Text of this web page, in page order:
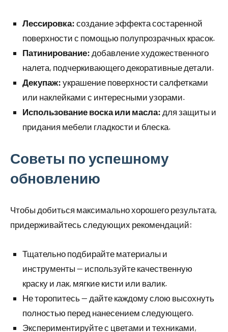
Лессировка: создание эффекта состаренной
поверхности с помощью полупрозрачных красок.
Патинирование: добавление художественного
налета, подчеркивающего декоративные детали.
Декупаж: украшение поверхности салфетками
или наклейками с интересными узорами.
Использование воска или масла: для защиты и
придания мебели гладкости и блеска.
Советы по успешному
обновлению
Чтобы добиться максимально хорошего результата,
придерживайтесь следующих рекомендаций:
Тщательно подбирайте материалы и
инструменты — используйте качественную
краску и лак, мягкие кисти или валик.
Не торопитесь — дайте каждому слою высохнуть
полностью перед нанесением следующего.
Экспериментируйте с цветами и техниками,